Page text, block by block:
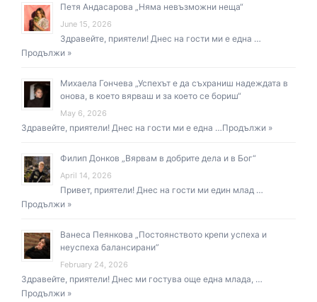
Петя Андасарова „Няма невъзможни неща“
June 15, 2026
Здравейте, приятели! Днес на гости ми е една …
Продължи »
Михаела Гончева „Успехът е да съхраниш надеждата в
онова, в което вярваш и за което се бориш“
May 6, 2026
Здравейте, приятели! Днес на гости ми е една …Продължи »
Филип Донков „Вярвам в добрите дела и в Бог“
April 14, 2026
Привет, приятели! Днес на гости ми един млад …
Продължи »
Ванеса Пеянкова „Постоянството крепи успеха и
неуспеха балансирани”
February 24, 2026
Здравейте, приятели! Днес ми гостува още една млада, …
Продължи »